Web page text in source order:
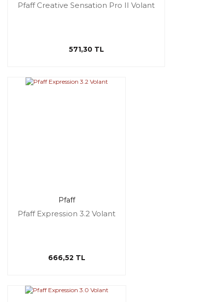
Pfaff Creative Sensation Pro II Volant
571,30 TL
Pfaff
Pfaff Expression 3.2 Volant
666,52 TL